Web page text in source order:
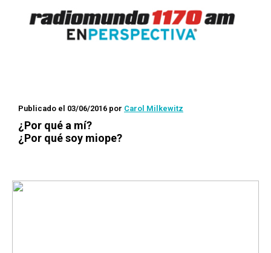
Publicado el 03/06/2016 por Carol Milkewitz
¿Por qué a mí?
¿Por qué soy miope?